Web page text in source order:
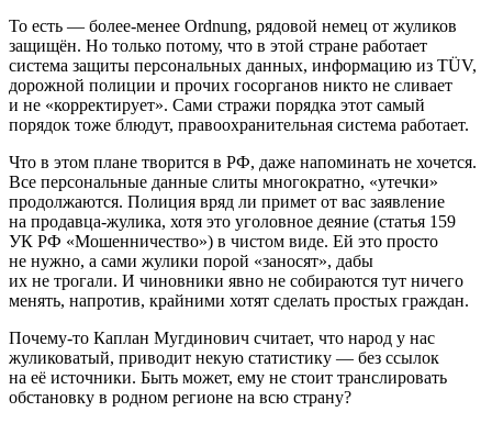
То есть — более-менее Ordnung, рядовой немец от жуликов
защищён. Но только потому, что в этой стране работает
система защиты персональных данных, информацию из TÜV,
дорожной полиции и прочих госорганов никто не сливает
и не «корректирует». Сами стражи порядка этот самый
порядок тоже блюдут, правоохранительная система работает.
Что в этом плане творится в РФ, даже напоминать не хочется.
Все персональные данные слиты многократно, «утечки»
продолжаются. Полиция вряд ли примет от вас заявление
на продавца-жулика, хотя это уголовное деяние (статья 159
УК РФ «Мошенничество») в чистом виде. Ей это просто
не нужно, а сами жулики порой «заносят», дабы
их не трогали. И чиновники явно не собираются тут ничего
менять, напротив, крайними хотят сделать простых граждан.
Почему-то Каплан Мугдинович считает, что народ у нас
жуликоватый, приводит некую статистику — без ссылок
на её источники. Быть может, ему не стоит транслировать
обстановку в родном регионе на всю страну?